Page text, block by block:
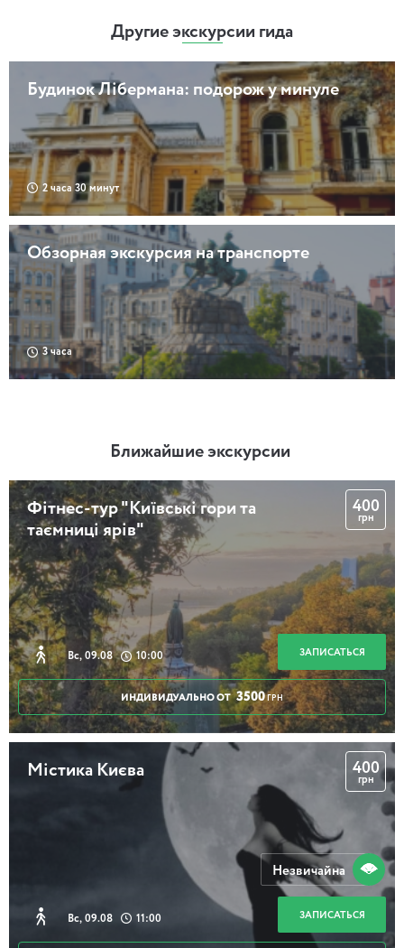
Другие экскурсии гида
Будинок Лібермана: подорож у минуле
2 часа 30 минут
Обзорная экскурсия на транспорте
3 часа
Ближайшие экскурсии
Фітнес-тур "Київські гори та
таємниці ярів"
Вс, 09.08 10:00
400
грн
ЗАПИСАТЬСЯ
ИНДИВИДУАЛЬНО ОТ 3500 ГРН
Містика Києва
Вс, 09.08 11:00
400
грн
ЗАПИСАТЬСЯ
Незвичайна